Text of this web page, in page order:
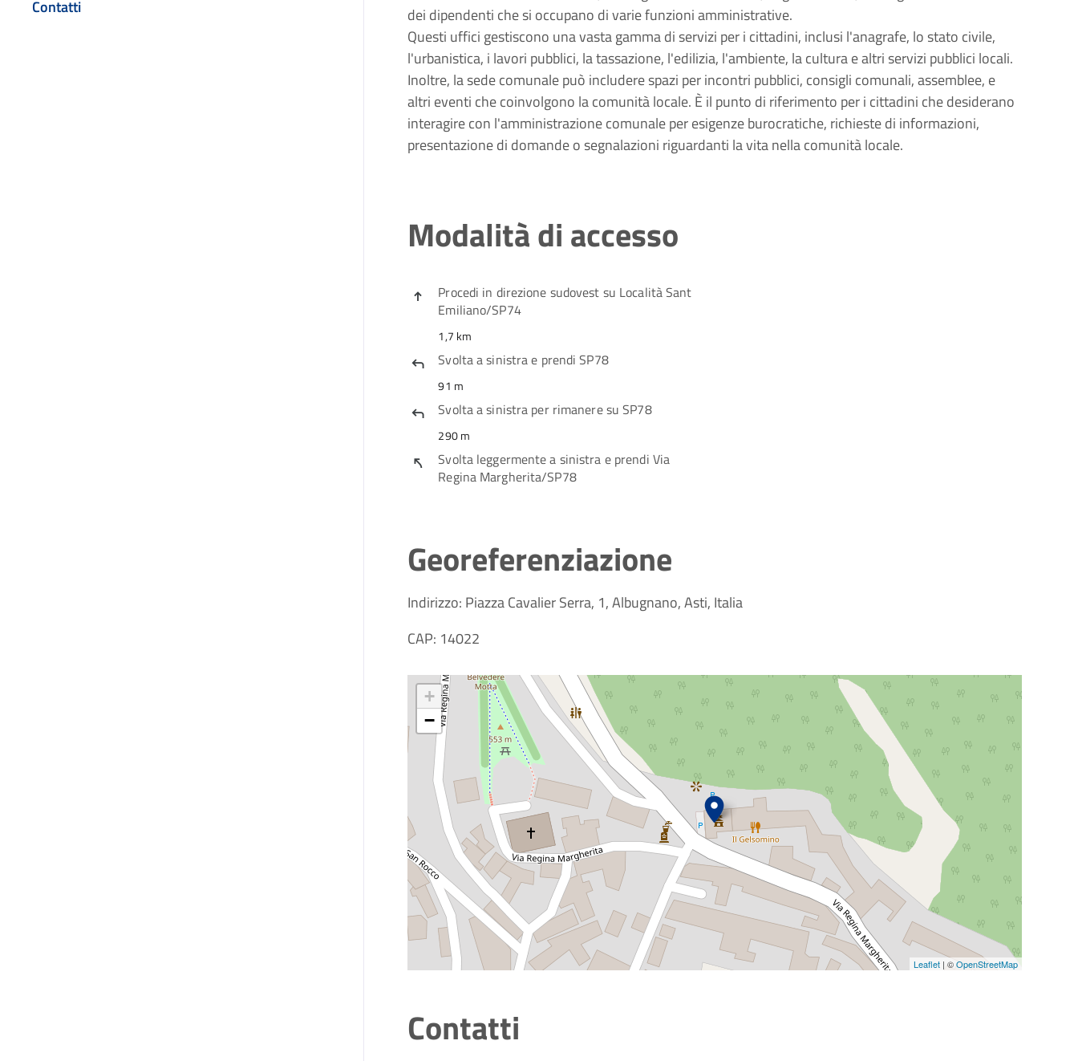
Contatti
dei dipendenti che si occupano di varie funzioni amministrative.
Questi uffici gestiscono una vasta gamma di servizi per i cittadini, inclusi l'anagrafe, lo stato civile,
l'urbanistica, i lavori pubblici, la tassazione, l'edilizia, l'ambiente, la cultura e altri servizi pubblici locali.
Inoltre, la sede comunale può includere spazi per incontri pubblici, consigli comunali, assemblee, e
altri eventi che coinvolgono la comunità locale. È il punto di riferimento per i cittadini che desiderano
interagire con l'amministrazione comunale per esigenze burocratiche, richieste di informazioni,
presentazione di domande o segnalazioni riguardanti la vita nella comunità locale.
Modalità di accesso
Procedi in direzione sudovest su Località Sant
Emiliano/SP74
1,7 km
Svolta asinistrae prendiSP78
91 m
Svolta asinistra per rimanere suSP78
290 m
Svolta leggermente a sinistra e prendi Via
Regina Margherita/SP78
Georeferenziazione
Indirizzo: Piazza Cavalier Serra, 1, Albugnano, Asti, Italia
CAP: 14022
+
−
Leaflet| ©OpenStreetMap
Contatti